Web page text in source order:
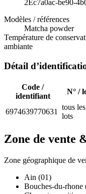
2Ec7a0ac-be90-
Modèles / références
Matcha powder
Température de
ambiante
Détail
Code /
identifiant
N° /
6974639770631
tous les
lots
Zone de vente
Zone géographique de
Ain (01)
Bouches-du-rhone